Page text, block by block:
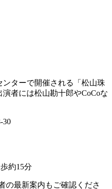
ンターで開催される「松山珠
者には松山勘十郎やCoCoな
30
約15分
の最新案内もご確認くださ